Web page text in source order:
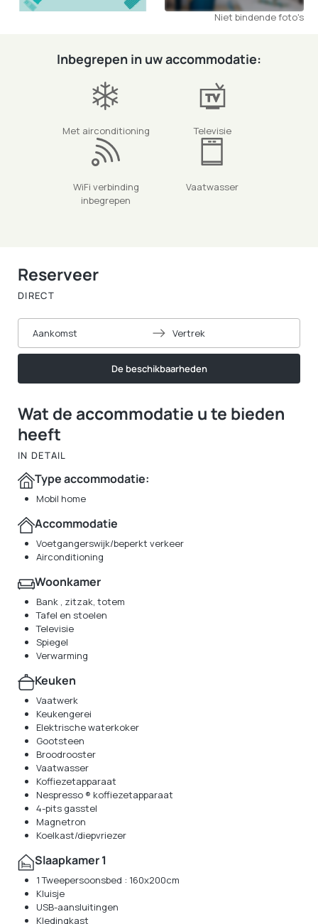
Niet bindende foto's
Inbegrepen in uw accommodatie:
Met airconditioning Televisie
WiFi verbinding
inbegrepen
Vaatwasser
Wat de accommodatie u te bieden
heeft
IN DETAIL
Type accommodatie:
Mobil home
Accommodatie
Voetgangerswijk/beperkt verkeer
Airconditioning
Woonkamer
Bank , zitzak, totem
Tafel en stoelen
Televisie
Spiegel
Verwarming
Keuken
Vaatwerk
Keukengerei
Elektrische waterkoker
Gootsteen
Broodrooster
Vaatwasser
Koffiezetapparaat
Nespresso ® koffiezetapparaat
4-pits gasstel
Magnetron
Koelkast/diepvriezer
Slaapkamer 1
1 Tweepersoonsbed : 160x200cm
Kluisje
USB-aansluitingen
Kledingkast
Reserveer
DIRECT
Aankomst Vertrek
De beschikbaarheden